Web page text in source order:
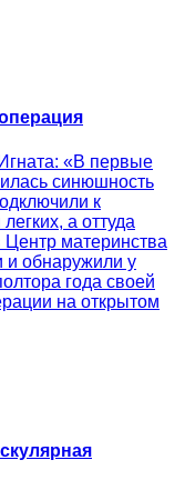
«В первые
синюшность
к
а оттуда
Центр материнства
и обнаружили у
года своей
на открытом